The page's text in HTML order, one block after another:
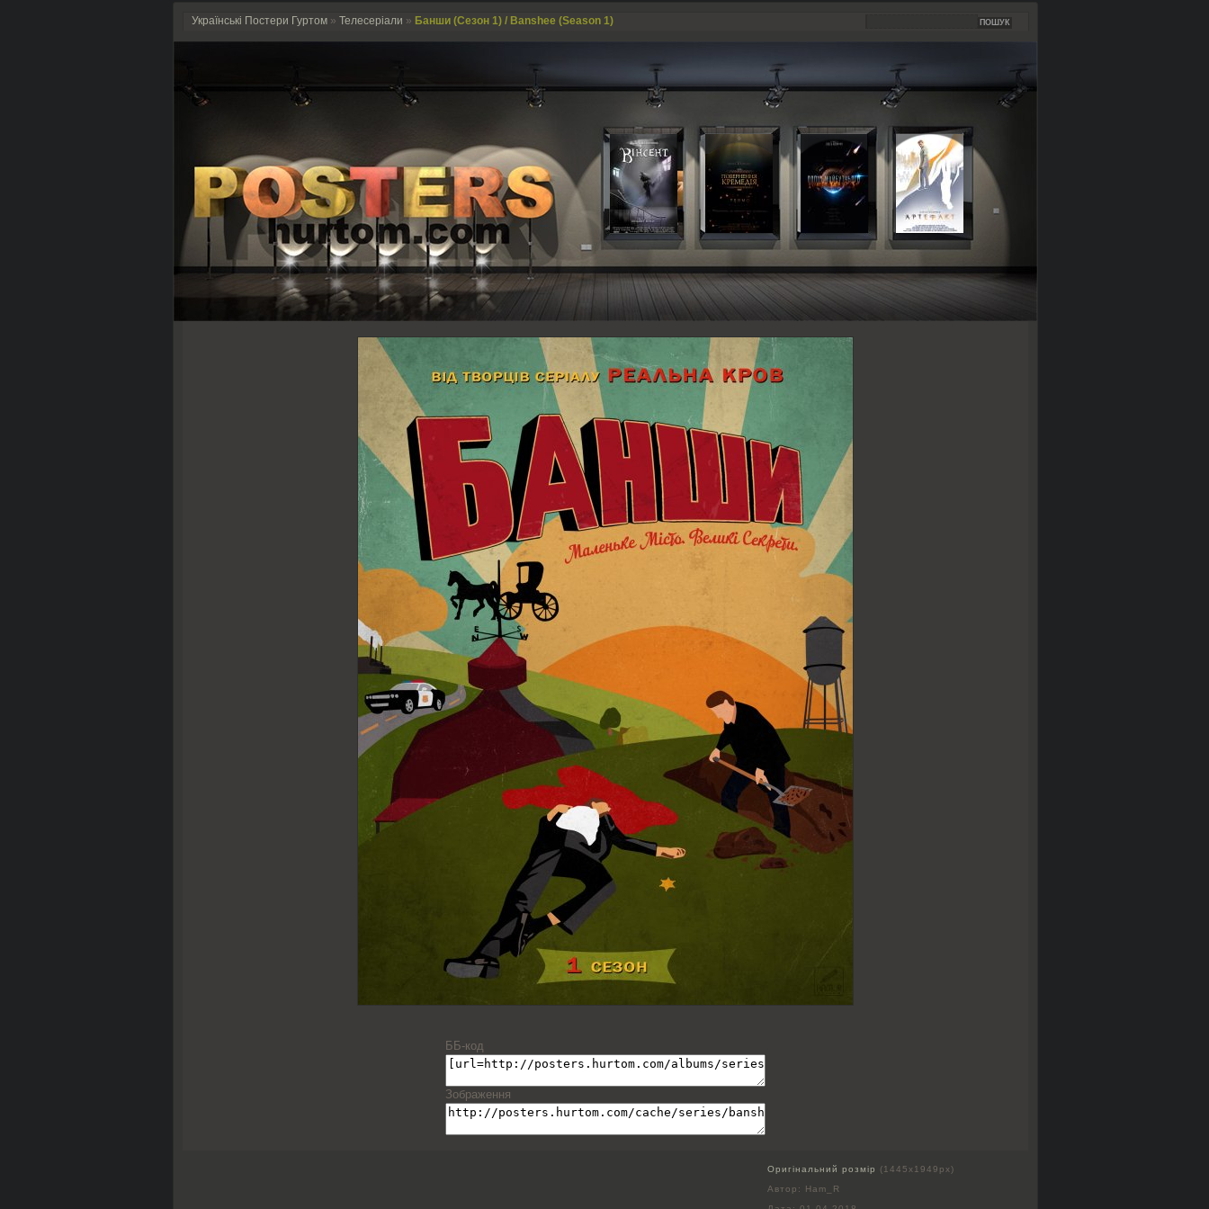
Українські Постери Гуртом » Телесеріали » Банши (Сезон 1) / Banshee (Season 1)
ББ-код
Зображення
Оригінальний розмір
(1445x1949px)
Автор: Ham_R